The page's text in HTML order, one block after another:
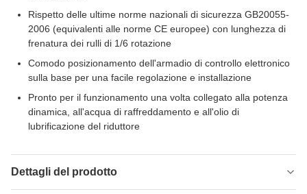
Rispetto delle ultime norme nazionali di sicurezza GB20055-
2006 (equivalenti alle norme CE europee) con lunghezza di
frenatura dei rulli di 1/6 rotazione
Comodo posizionamento dell'armadio di controllo elettronico
sulla base per una facile regolazione e installazione
Pronto per il funzionamento una volta collegato alla potenza
dinamica, all'acqua di raffreddamento e all'olio di
lubrificazione del riduttore
Dettagli del prodotto